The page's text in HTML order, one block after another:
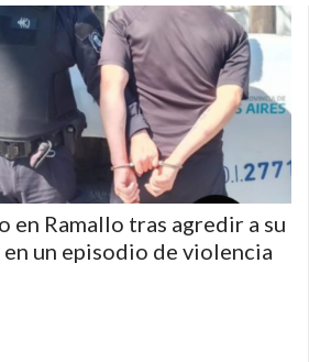
en Ramallo tras agredir a su
en un episodio de violencia